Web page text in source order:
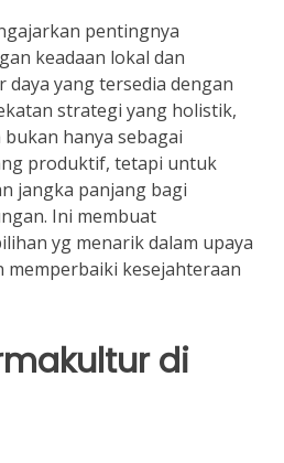
pentingnya
keadaan lokal dan
daya yang tersedia dengan
strategi yang holistik,
hanya sebagai
produktif, tetapi untuk
jangka panjang bagi
Ini membuat
yg menarik dalam upaya
memperbaiki kesejahteraan
di